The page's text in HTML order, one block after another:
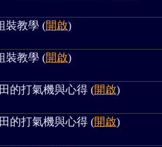
裝教學 (開啟)
裝教學 (開啟)
的打氣機與心得 (開啟)
的打氣機與心得 (開啟)